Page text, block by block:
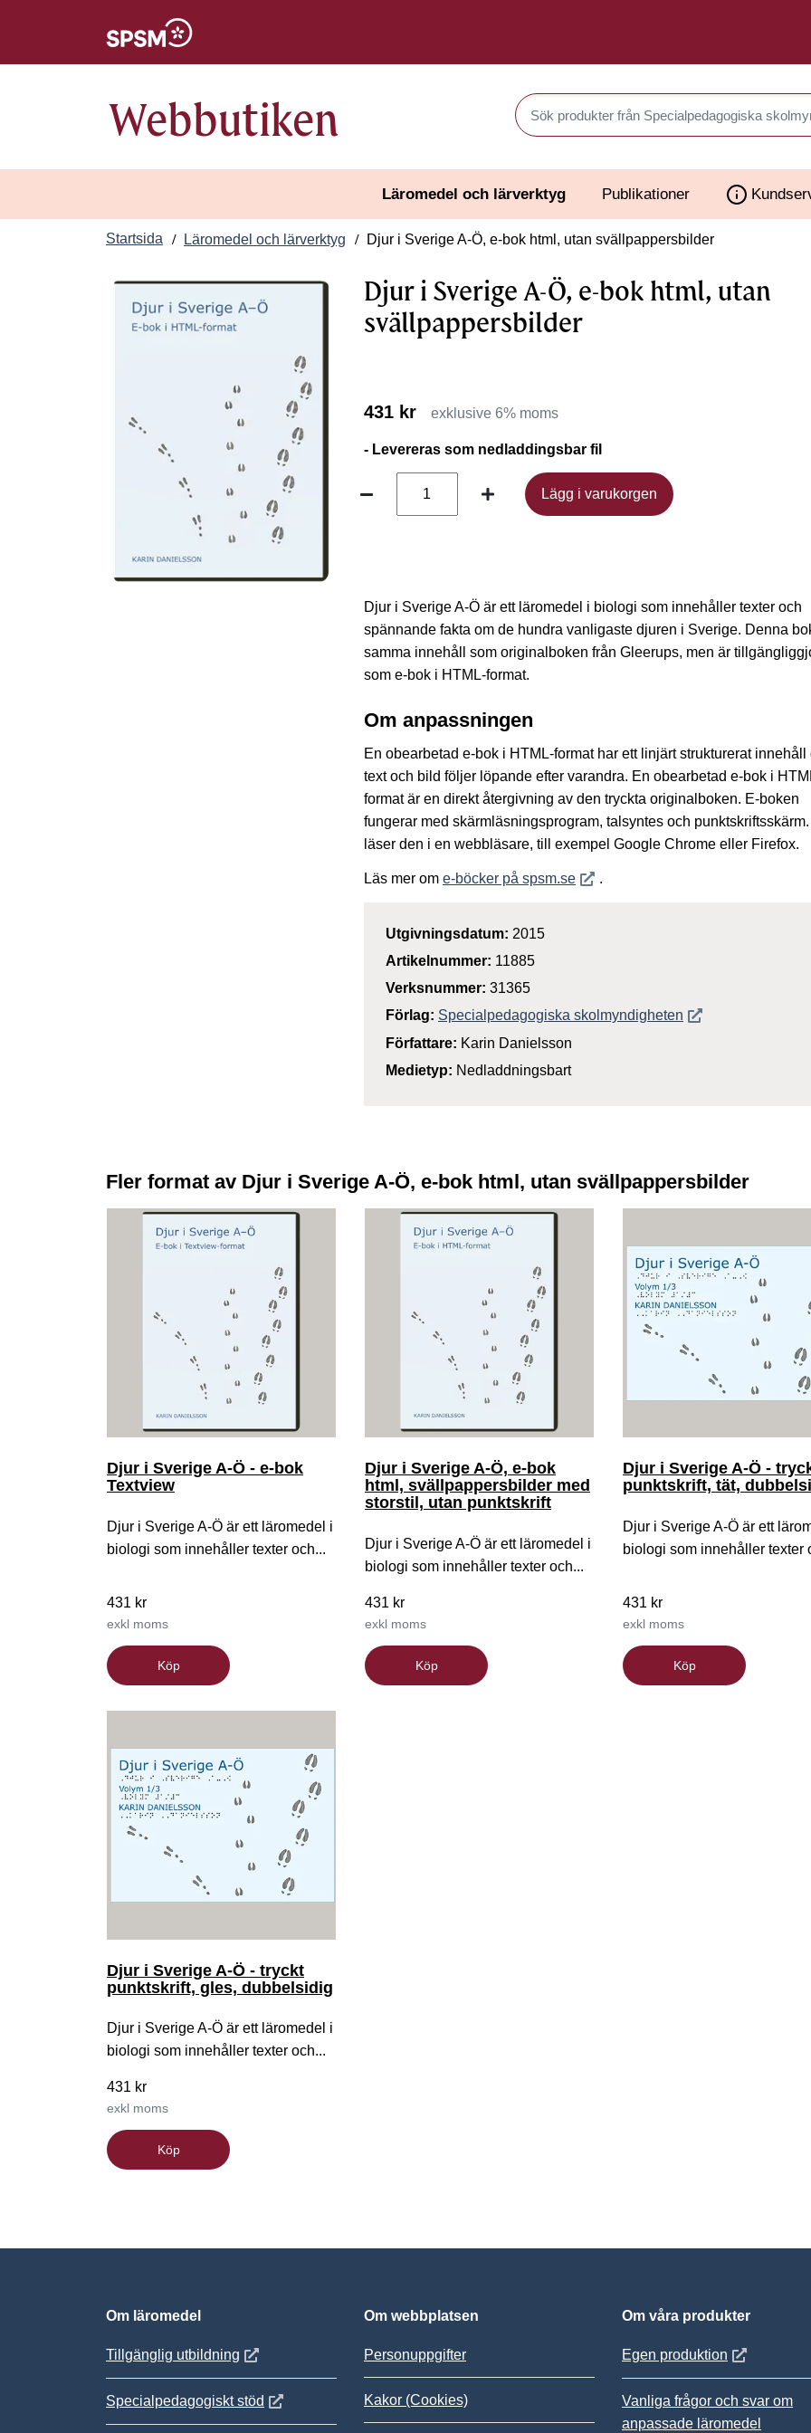
Webbutiken Sök produkter i Webbutiken
Läromedel och lärverktyg Publikationer
Startsida Läromedel och lärverktyg Djur i Sverige A-Ö, e-bok html, utan svällpappersbilder
Djur i Sverige A-Ö, e-bok html, utan
svällpappersbilder
431 kr exklusive 6% moms
- Levereras som nedladdingsbar fil
Lägg i varukorgen
Lägg i varukorgen
Djur i Sverige A-Ö är ett läromedel i biologi som innehåller texter och
spännande fakta om de hundra vanligaste djuren i Sverige. Denna
samma innehåll som originalboken från Gleerups, men är
som e-bok i HTML-format.
Om anpassningen
En obearbetad e-bok i HTML-format har ett linjärt strukturerat innehåll
text och bild följer löpande efter varandra. En obearbetad e-bok i
format är en direkt återgivning av den tryckta originalboken. E-boken
fungerar med skärmläsningsprogram, talsyntes och
läser den i en webbläsare, till exempel Google Chrome eller Firefox.
Läs mer om e-böcker på spsm.seÖppnas i nytt fönster
.
Utgivningsdatum: 2015
Artikelnummer: 11885
Verksnummer: 31365
Förlag: Specialpedagogiska skolmyndighetenÖppnas i nytt
Författare: Karin Danielsson
Medietyp: Nedladdningsbart
Fler format av Djur i Sverige A-Ö, e-bok html, utan svällpappersbilder
Djur i Sverige A-Ö - e-bok
Textview
Djur i Sverige A-Ö är ett läromedel i
biologi som innehåller texter och...
431 kr
exkl moms
Köp
Djur i Sverige A-Ö, e-bok
html, svällpappersbilder med
storstil, utan punktskrift
Djur i Sverige A-Ö är ett läromedel i
biologi som innehåller texter och...
431 kr
exkl moms
Köp
Djur i Sverige A-Ö -
punktskrift, tät,
Djur i Sverige A-Ö är ett
biologi som innehåller texter
431 kr
exkl moms
Köp
Djur i Sverige A-Ö - tryckt
punktskrift, gles, dubbelsidig
Djur i Sverige A-Ö är ett läromedel i
biologi som innehåller texter och...
431 kr
exkl moms
Köp
Om läromedel
Tillgänglig utbildning Öppnas i nytt fönster
Specialpedagogiskt stöd Öppnas i nytt fönster
Om webbplatsen
Personuppgifter
Kakor (Cookies)
Om våra produkter
Egen produktion Öppnas i nytt
Vanliga frågor och svar om
anpassade läromedel